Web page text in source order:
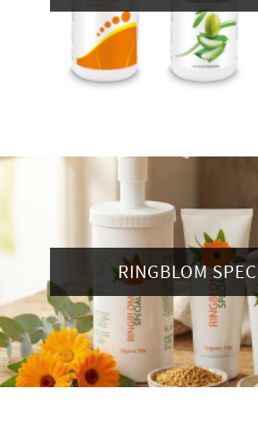
RINGBLOM